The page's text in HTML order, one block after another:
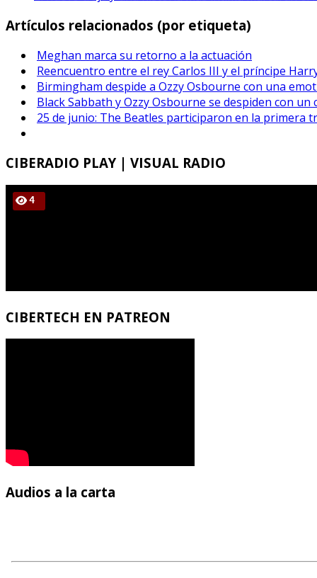
Artículos relacionados (por etiqueta)
Meghan marca su retorno a la actuación
Reencuentro entre el rey Carlos III y el príncipe
Birmingham despide a Ozzy Osbourne con una
Black Sabbath y Ozzy Osbourne se despiden con
25 de junio: The Beatles participaron en la primera
CIBERADIO PLAY | VISUAL RADIO
CIBERTECH EN PATREON
Audios a la carta